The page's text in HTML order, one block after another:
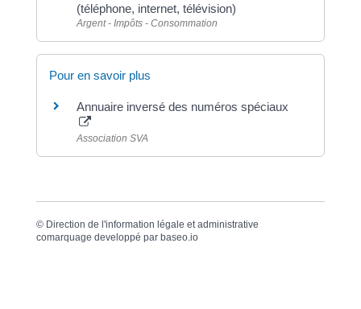
(téléphone, internet, télévision)
Argent - Impôts - Consommation
Pour en savoir plus
Annuaire inversé des numéros spéciaux
Association SVA
© Direction de l'information légale et administrative
comarquage developpé par baseo.io